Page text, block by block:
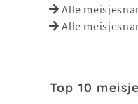
Alle
Alle
Top 10